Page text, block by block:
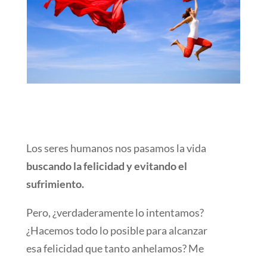
Los seres humanos nos pasamos la vida
buscando la felicidad y evitando el
sufrimiento.
Pero, ¿verdaderamente lo intentamos?
¿Hacemos todo lo posible para alcanzar
esa felicidad que tanto anhelamos? Me